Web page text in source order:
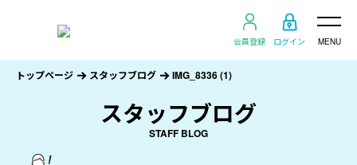
会員登録 ログイン MENU
スタッフブログ
STAFF BLOG
トップページ スタッフブログ IMG_8336 (1)